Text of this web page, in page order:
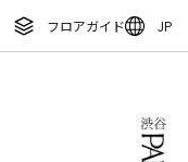
フロアガイド JP
ント アクセス